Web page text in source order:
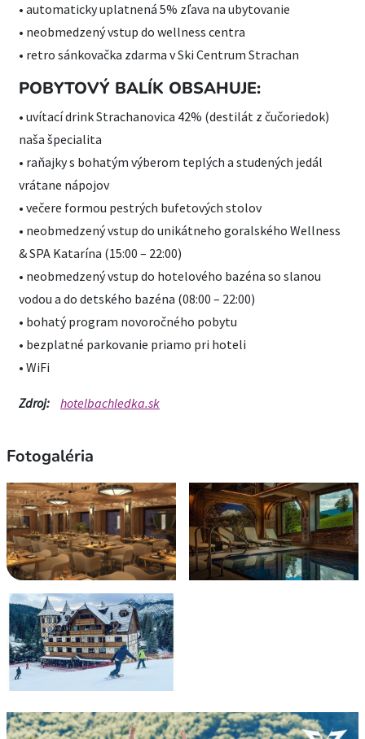
• automaticky uplatnená 5% zľava na ubytovanie
• neobmedzený vstup do wellness centra
• retro sánkovačka zdarma v Ski Centrum Strachan
POBYTOVÝ BALÍK OBSAHUJE:
• uvítací drink Strachanovica 42% (destilát z čučoriedok)
naša špecialita
• raňajky s bohatým výberom teplých a studených jedál
vrátane nápojov
• večere formou pestrých bufetových stolov
• neobmedzený vstup do unikátneho goralského Wellness
& SPA Katarína (15:00 – 22:00)
• neobmedzený vstup do hotelového bazéna so slanou
vodou a do detského bazéna (08:00 – 22:00)
• bohatý program novoročného pobytu
• bezplatné parkovanie priamo pri hoteli
• WiFi
Zdroj: hotelbachledka.sk
Fotogaléria